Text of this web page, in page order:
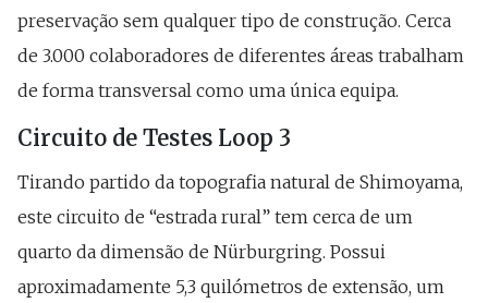
preservação sem qualquer tipo de construção. Cerca
de 3.000 colaboradores de diferentes áreas trabalham
de forma transversal como uma única equipa.
Circuito de Testes Loop 3
Tirando partido da topografia natural de Shimoyama,
este circuito de “estrada rural” tem cerca de um
quarto da dimensão de Nürburgring. Possui
aproximadamente 5,3 quilómetros de extensão, um